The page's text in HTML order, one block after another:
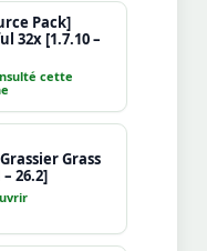
Pack]
32x [1.7.10 –
cette
Grass
– 26.2]